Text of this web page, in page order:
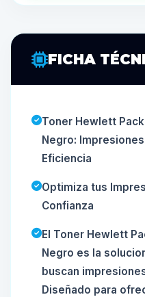
FICHA
Toner Hewlett
Negro:
Eficiencia
Optimiza tus
Confianza
El Toner Hewlett
Negro es la
buscan
Diseñado para